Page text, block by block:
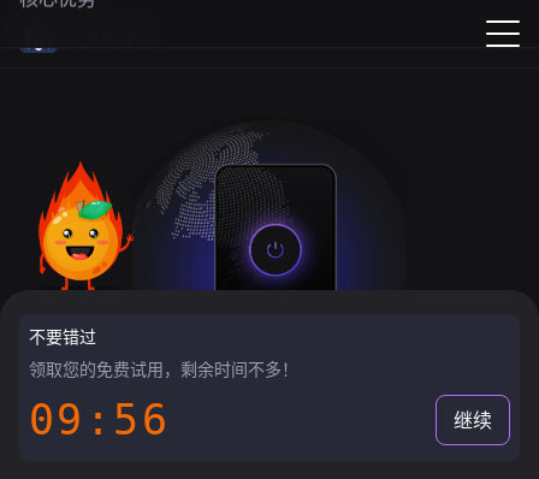
不要错过
领取您的免费试用，剩余时间不多！
09:55 继续